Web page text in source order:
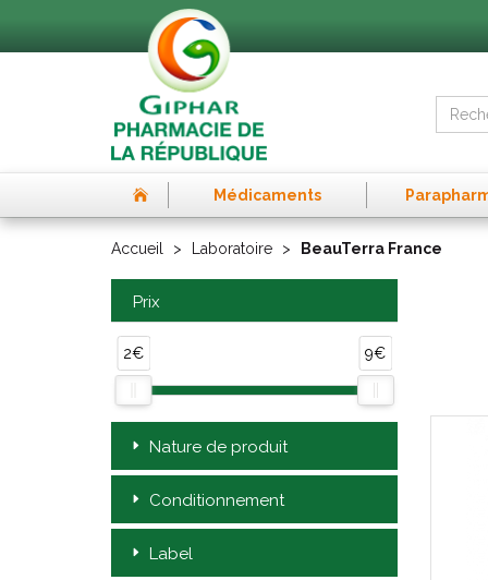
Médicaments
Accueil Laboratoire BeauTerra France
Prix
2€ 9€
Nature de produit
Conditionnement
Label